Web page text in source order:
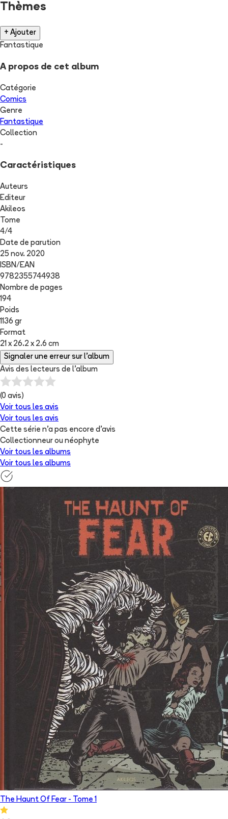
Thèmes
+ Ajouter
Fantastique
A propos de cet album
Catégorie
Comics
Genre
Fantastique
Collection
-
Caractéristiques
Auteurs
Editeur
Akileos
Tome
4/4
Date de parution
25 nov. 2020
ISBN/EAN
9782355744938
Nombre de pages
194
Poids
1136 gr
Format
21 x 26.2 x 2.6 cm
Signaler une erreur sur l'album
Avis des lecteurs de l'album
(0 avis)
Voir tous les avis
Voir tous les avis
Cette série n'a pas encore d'avis
Collectionneur ou néophyte
Voir tous les albums
Voir tous les albums
The Haunt Of Fear - Tome 1